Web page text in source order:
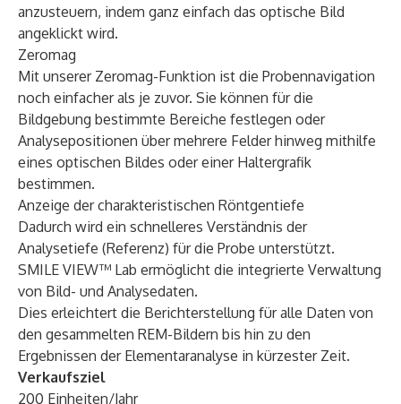
anzusteuern, indem ganz einfach das optische Bild
angeklickt wird.
Zeromag
Mit unserer Zeromag-Funktion ist die Probennavigation
noch einfacher als je zuvor. Sie können für die
Bildgebung bestimmte Bereiche festlegen oder
Analysepositionen über mehrere Felder hinweg mithilfe
eines optischen Bildes oder einer Haltergrafik
bestimmen.
Anzeige der charakteristischen Röntgentiefe
Dadurch wird ein schnelleres Verständnis der
Analysetiefe (Referenz) für die Probe unterstützt.
SMILE VIEW™ Lab ermöglicht die integrierte Verwaltung
von Bild- und Analysedaten.
Dies erleichtert die Berichterstellung für alle Daten von
den gesammelten REM-Bildern bis hin zu den
Ergebnissen der Elementaranalyse in kürzester Zeit.
Verkaufsziel
200 Einheiten/Jahr